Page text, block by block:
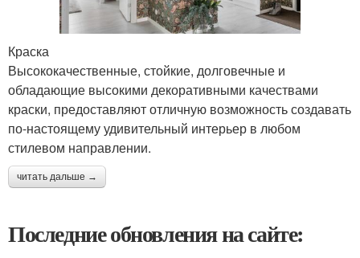
Краска
Высококачественные, стойкие, долговечные и
обладающие высокими декоративными качествами
краски, предоставляют отличную возможность создавать
по-настоящему удивительный интерьер в любом
стилевом направлении.
читать дальше →
Последние обновления на сайте: